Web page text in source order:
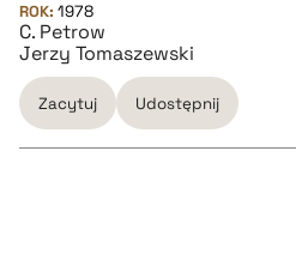
ROK: 1978
C. Petrow
Jerzy Tomaszewski
Zacytuj Udostępnij